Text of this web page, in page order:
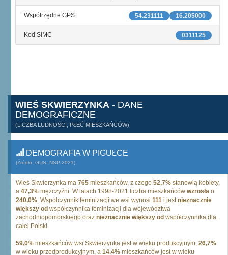
16.205000
54.231111
Współrzędne GPS
0311125
Kod SIMC
WIEŚ SKWIERZYNKA - DANE
DEMOGRAFICZNE
(LICZBA LUDNOŚCI, PŁEĆ MIESZKAŃCÓW)
DEMOGRAFIA W PIGUŁCE
(Źródło: GUS, NSP 2021)
Wieś Skwierzynka ma 765 mieszkańców, z czego 52,7% stanowią kobiety,
a 47,3% mężczyźni. W latach 1998-2021 liczba mieszkańców wzrosła o
240,0%. Współczynnik feminizacji we wsi wynosi 111 i jestnieznacznie
większy od współczynnika feminizacji dla województwa
zachodniopomorskiego oraz nieznacznie większy od współczynnika dla
całej Polski.
59,0% mieszkańców wsi Skwierzynka jest w wieku produkcyjnym, 26,7%
w wieku przedprodukcyjnym, a 14,4% mieszkańców jest w wieku